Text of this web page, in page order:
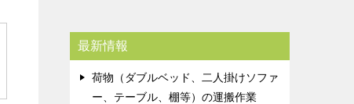
最新情報
荷物（ダブルベッド、二人掛けソファ
ー、テーブル、棚等）の運搬作業